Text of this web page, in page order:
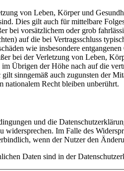
von Leben, Körper und
Dies gilt auch für mittelbare
bei vorsätzlichem oder grob
auf die bei Vertragsschluss
wie insbesondere
bei der Verletzung von Leben,
Übrigen der Höhe nach auf die
sinngemäß auch zugunsten der
nationalem Recht bleiben unberührt.
und die
Im Falle des
wenn der Nutzer den
Daten sind in der